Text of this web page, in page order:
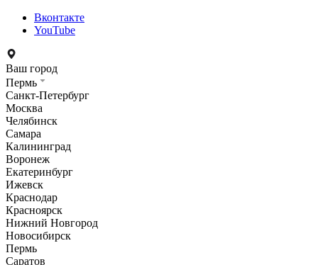
Вконтакте
YouTube
Ваш город
Пермь
Санкт-Петербург
Москва
Челябинск
Самара
Калининград
Воронеж
Екатеринбург
Ижевск
Краснодар
Красноярск
Нижний Новгород
Новосибирск
Пермь
Саратов